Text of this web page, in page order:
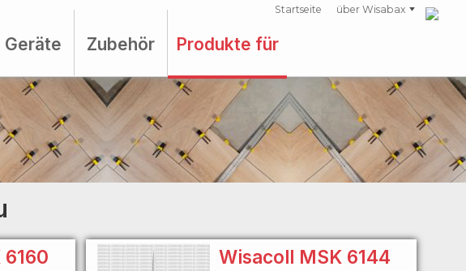
Startseite über Wisabax
Geräte Zubehör Produkte für
Wisacoll MSK 6144